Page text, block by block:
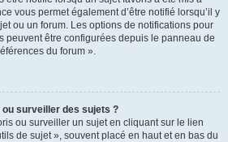
vous permet également d’être notifié lorsqu’il y
ou un forum. Les options de notifications pour
peuvent être configurées depuis le panneau de
du forum ».
surveiller des sujets ?
ou surveiller un sujet en cliquant sur le lien
de sujet », souvent placé en haut et en bas du